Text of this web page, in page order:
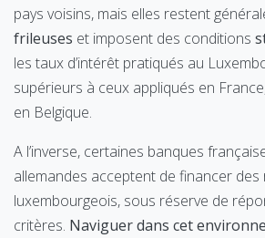
pays voisins, mais elles restent
frileuses et imposent des conditions
les taux d’intérêt pratiqués au
supérieurs à ceux appliqués en
en Belgique.
A l’inverse, certaines banques
allemandes acceptent de financer des
luxembourgeois, sous réserve de
critères. Naviguer dans cet